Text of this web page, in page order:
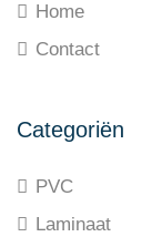
Home
Contact
Categoriën
PVC
Laminaat